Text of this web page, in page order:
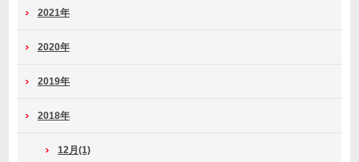
2021年
2020年
2019年
2018年
12月(1)